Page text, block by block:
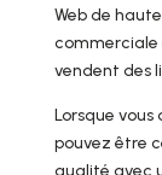
Web de
commerciale
vendent des
Lorsque vous
pouvez être